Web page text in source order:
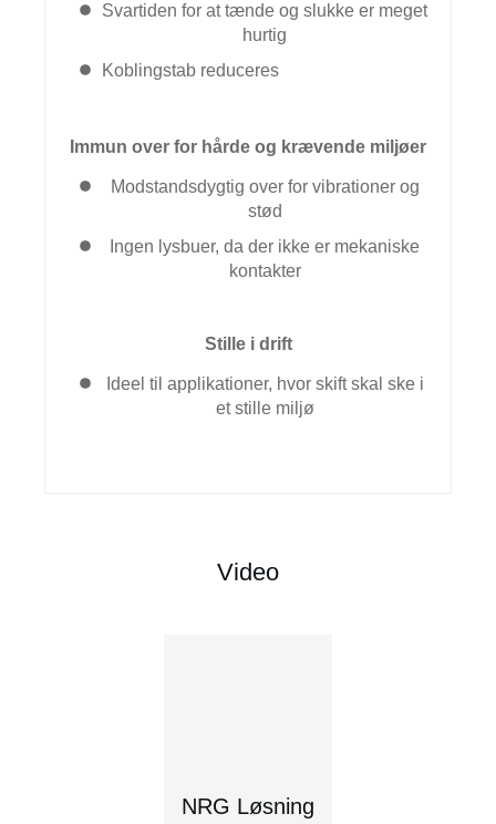
Svartiden for at tænde og slukke er meget
hurtig
Koblingstab reduceres
Immun over for hårde og krævende miljøer
Modstandsdygtig over for vibrationer og
stød
Ingen lysbuer, da der ikke er mekaniske
kontakter
Stille i drift
Ideel til applikationer, hvor skift skal ske i
et stille miljø
Video
NRG Løsning